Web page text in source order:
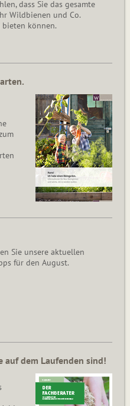
dass Sie das gesamte
Wildbienen und Co.
bieten können.
Sie unsere aktuellen
für den August.
auf dem Laufenden sind!